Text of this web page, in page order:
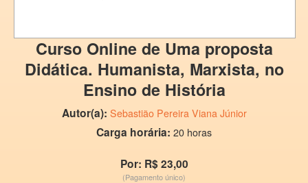
Curso Online de Uma proposta
Didática. Humanista, Marxista, no
Ensino de História
Autor(a): Sebastião Pereira Viana Júnior
Carga horária: 20 horas
Por: R$ 23,00
(Pagamento único)